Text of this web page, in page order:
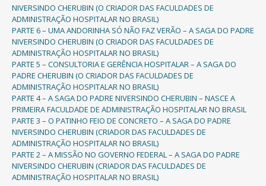
NIVERSINDO CHERUBIN (O CRIADOR DAS FACULDADES DE
ADMINISTRAÇÃO HOSPITALAR NO BRASIL)
PARTE 6 – UMA ANDORINHA SÓ NÃO FAZ VERÃO – A SAGA DO PADRE
NIVERSINDO CHERUBIN (O CRIADOR DAS FACULDADES DE
ADMINISTRAÇÃO HOSPITALAR NO BRASIL)
PARTE 5 – CONSULTORIA E GERÊNCIA HOSPITALAR – A SAGA DO
PADRE CHERUBIN (O CRIADOR DAS FACULDADES DE
ADMINISTRAÇÃO HOSPITALAR NO BRASIL)
PARTE 4 – A SAGA DO PADRE NIVERSINDO CHERUBIN – NASCE A
PRIMEIRA FACULDADE DE ADMINISTRAÇÃO HOSPITALAR NO BRASIL
PARTE 3 – O PATINHO FEIO DE CONCRETO – A SAGA DO PADRE
NIVERSINDO CHERUBIN (CRIADOR DAS FACULDADES DE
ADMINISTRAÇÃO HOSPITALAR NO BRASIL)
PARTE 2 – A MISSÃO NO GOVERNO FEDERAL – A SAGA DO PADRE
NIVERSINDO CHERUBIN (CRIADOR DAS FACULDADES DE
ADMINISTRAÇÃO HOSPITALAR NO BRASIL)